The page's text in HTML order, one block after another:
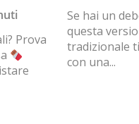
Prova
Se hai un
questa
tradizionale
con una...